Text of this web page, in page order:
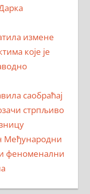
измене
које је
саобраћај
стрпљиво
Међународни
феноменални